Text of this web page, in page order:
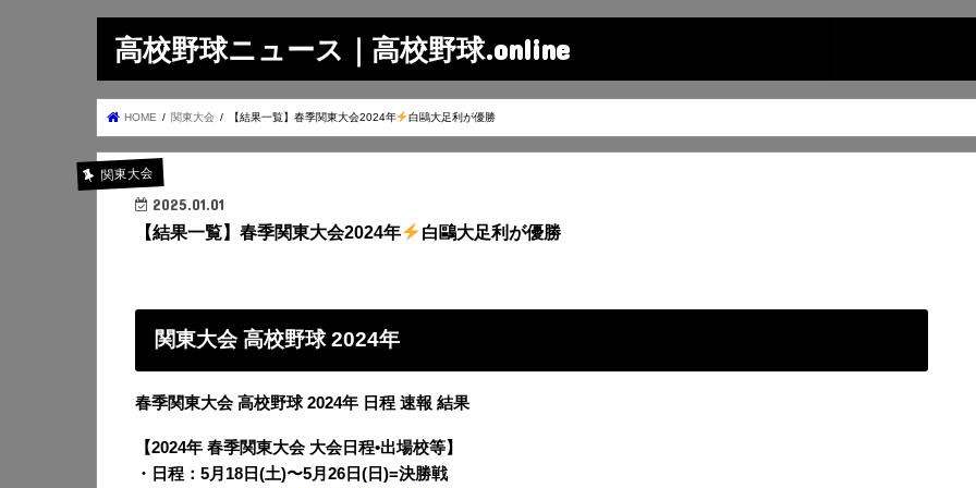
高校野球ニュース｜高校野球.online
HOME 関東大会 【結果一覧】春季関東大会2024年 白鷗大足利が優勝
関東大会
2025.01.01
【結果一覧】春季関東大会2024年 白鷗大足利が優勝
関東大会 高校野球 2024年
春季関東大会 高校野球 2024年 日程 速報 結果
【2024年 春季関東大会 大会日程•出場校等】
・日程：5月18日(土)〜5月26日(日)=決勝戦